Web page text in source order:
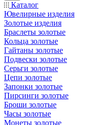
Каталог
Ювелирные изделия
Золотые изделия
Браслеты золотые
Кольца золотые
Гайтаны золотые
Подвески золотые
Серьги золотые
Цепи золотые
Запонки золотые
Пирсинги золотые
Броши золотые
Часы золотые
Монеты золотые